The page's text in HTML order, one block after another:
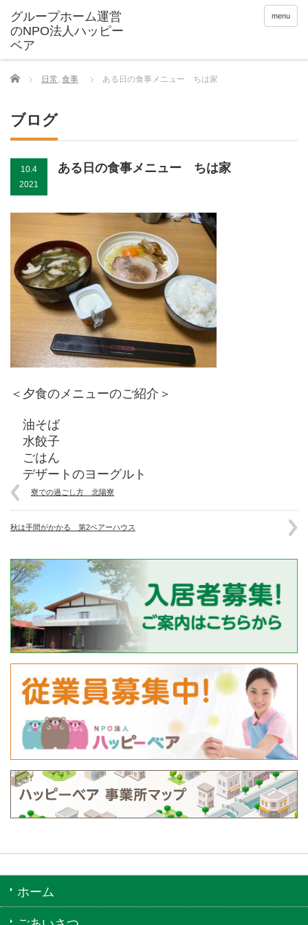
menu
Home 日常, 食事 ある日の食事メニュー ちは家
ブログ
10.4
2021
ある日の食事メニュー ちは家
＜夕食のメニューのご紹介＞
油そば
水餃子
ごはん
デザートのヨーグルト
寮での過ごし方 北陽寮
秋は手間がかかる 第2ベアーハウス
ホーム